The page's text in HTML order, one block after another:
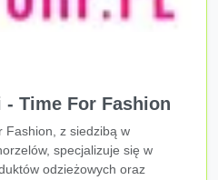
Time For Fashion
Fashion, z siedzibą w
specjalizuje się w
odzieżowych oraz